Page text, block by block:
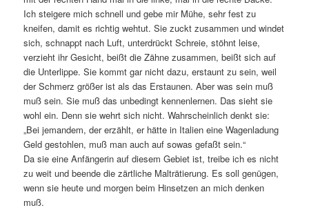
Ich steigere mich schnell und gebe mir Mühe, sehr fest zu
kneifen, damit es richtig wehtut. Sie zuckt zusammen und windet
sich, schnappt nach Luft, unterdrückt Schreie, stöhnt leise,
verzieht ihr Gesicht, beißt die Zähne zusammen, beißt sich auf
die Unterlippe. Sie kommt gar nicht dazu, erstaunt zu sein, weil
der Schmerz größer ist als das Erstaunen. Aber was sein muß
muß sein. Sie muß das unbedingt kennenlernen. Das sieht sie
wohl ein. Denn sie wehrt sich nicht. Wahrscheinlich denkt sie:
„Bei jemandem, der erzählt, er hätte in Italien eine Wagenladung
Geld gestohlen, muß man auch auf sowas gefaßt sein.“
Da sie eine Anfängerin auf diesem Gebiet ist, treibe ich es nicht
zu weit und beende die zärtliche Malträtierung. Es soll genügen,
wenn sie heute und morgen beim Hinsetzen an mich denken
muß.